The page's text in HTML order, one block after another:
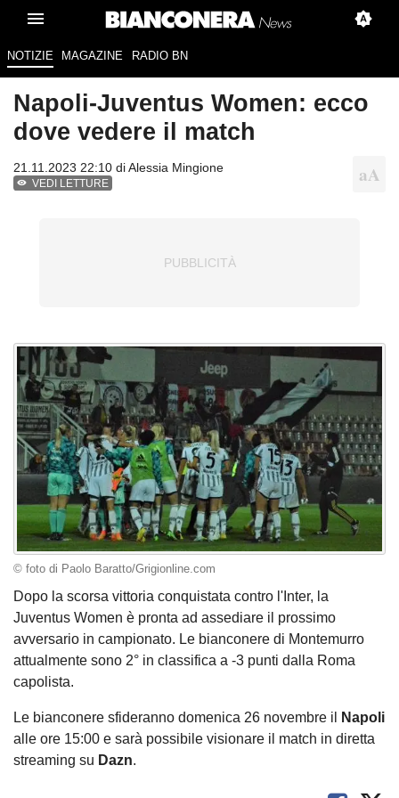
NOTIZIE MAGAZINE RADIO BN
Napoli-Juventus Women: ecco
dove vedere il match
21.11.2023 22:10 diAlessia Mingione
VEDI LETTURE
© foto di Paolo Baratto/Grigionline.com
Dopo la scorsa vittoria conquistata contro l'Inter, la
Juventus Women è pronta ad assediare il prossimo
avversario in campionato. Le bianconere di Montemurro
attualmente sono 2° in classifica a -3 punti dalla Roma
capolista.
Le bianconere sfideranno domenica 26 novembre il
Napoli
alle ore 15:00 e sarà possibile visionare il match in diretta
streaming su Dazn.